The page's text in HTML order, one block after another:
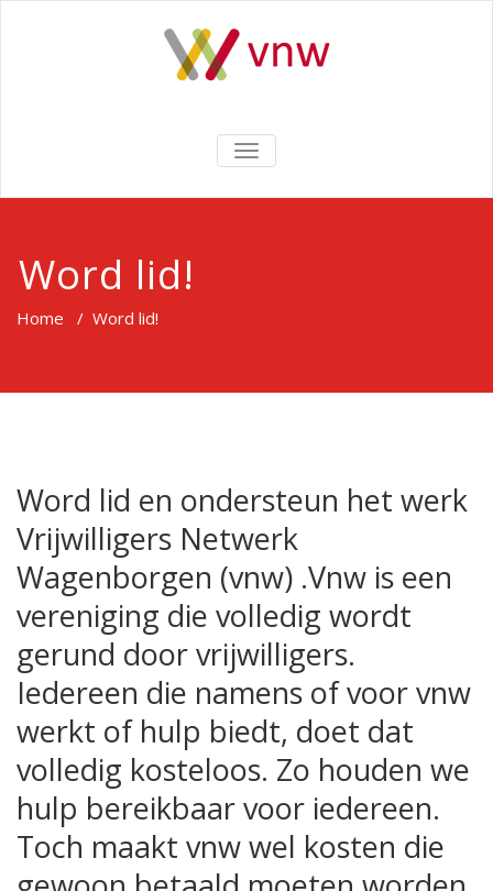
SCHAKEL
NAVIGATIE
Word lid!
Home / Word lid!
Word lid en ondersteun het werk
Vrijwilligers Netwerk
Wagenborgen (vnw) .Vnw is een
vereniging die volledig wordt
gerund door vrijwilligers.
Iedereen die namens of voor vnw
werkt of hulp biedt, doet dat
volledig kosteloos. Zo houden we
hulp bereikbaar voor iedereen.
Toch maakt vnw wel kosten die